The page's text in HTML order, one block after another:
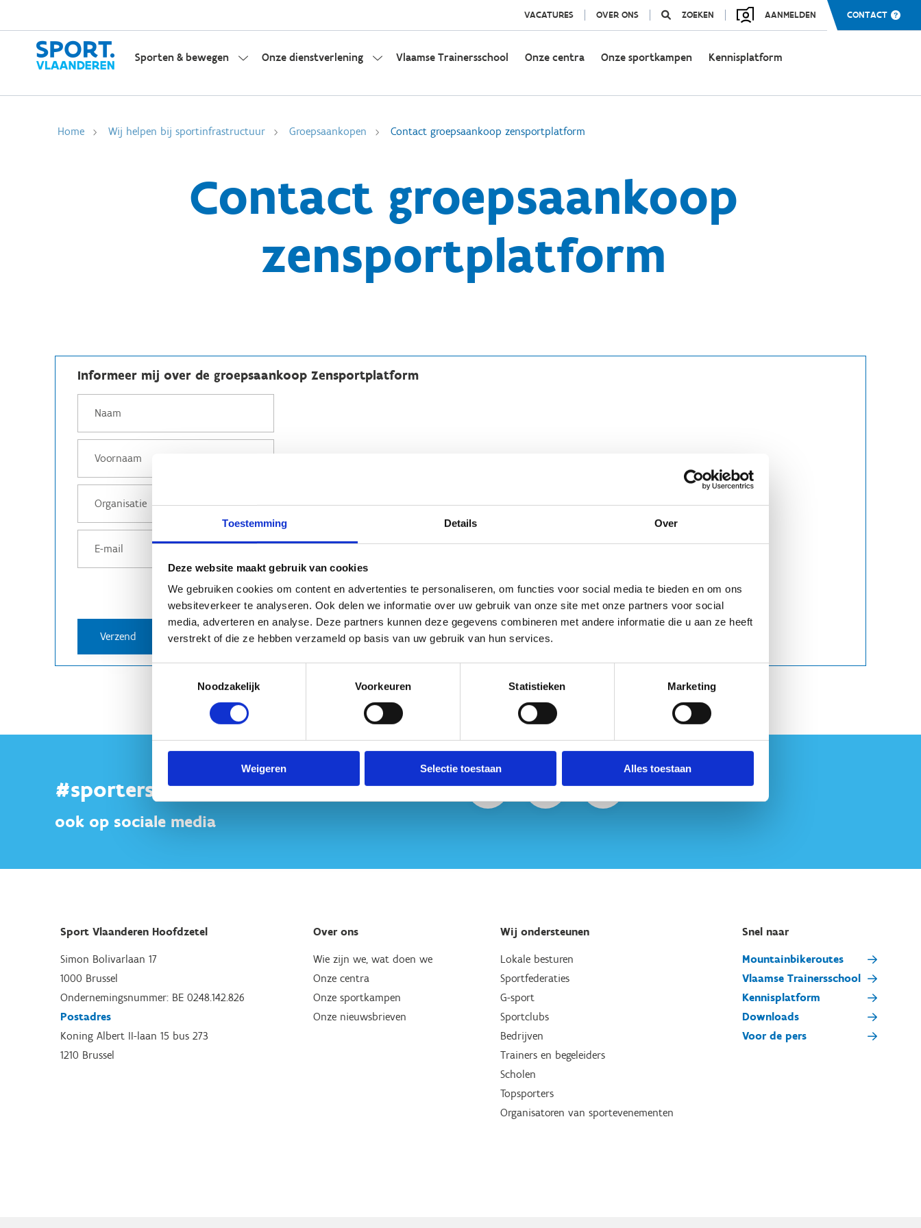
Toestemming Details Over
Deze website maakt gebruik van cookies
We gebruiken cookies om content en advertenties te personaliseren, om functies voor social media te bieden en om ons
websiteverkeer te analyseren. Ook delen we informatie over uw gebruik van onze site met onze partners voor social
media, adverteren en analyse. Deze partners kunnen deze gegevens combineren met andere informatie die u aan ze heeft
verstrekt of die ze hebben verzameld op basis van uw gebruik van hun services.
Toestemmingsselectie
Noodzakelijk
Voorkeuren Statistieken Marketing
Weigeren Selectie toestaan Alles toestaan
VACATURES OVER ONS ZOEKEN AANMELDEN CONTACT
Sporten & bewegen Onze dienstverlening Vlaamse Trainersschool Onze centra Onze sportkampen Kennisplatform
Home Wij helpen bij sportinfrastructuur Groepsaankopen Contact groepsaankoop zensportplatform
Contact groepsaankoop
zensportplatform
Informeer mij over de groepsaankoop Zensportplatform
#sportersbelevenmeer
ook op sociale media
Sport Vlaanderen Hoofdzetel
Simon Bolivarlaan 17
1000 Brussel
Ondernemingsnummer: BE 0248.142.826
Postadres
Koning Albert II-laan 15 bus 273
1210 Brussel
Over ons
Wie zijn we, wat doen we
Onze centra
Onze sportkampen
Onze nieuwsbrieven
Wij ondersteunen
Lokale besturen
Sportfederaties
G-sport
Sportclubs
Bedrijven
Trainers en begeleiders
Scholen
Topsporters
Organisatoren van sportevenementen
Snel naar
Mountainbikeroutes
Vlaamse Trainersschool
Kennisplatform
Downloads
Voor de pers